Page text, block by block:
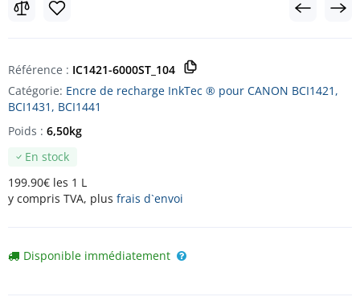
Référence : IC1421-6000ST_104
Catégorie: Encre de recharge InkTec ® pour CANON BCI1421,
BCI1431, BCI1441
En stock
199.90€ les 1 L
y compris TVA, plus frais d`envoi
Poids : 6,50kg
Disponible immédiatement